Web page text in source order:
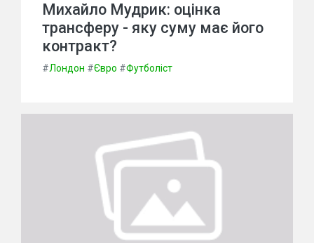
Михайло Мудрик: оцінка
трансферу - яку суму має його
контракт?
#Лондон #Євро #Футболіст